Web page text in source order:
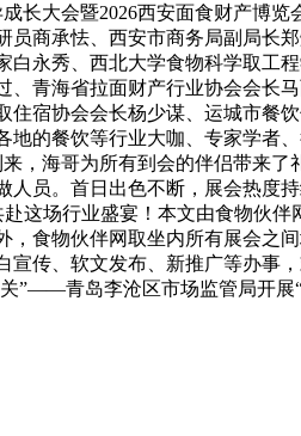
长大会暨2026西安面食财产博
商承怯、西安市商务局副局长
永秀、西北大学食物科学取工
青海省拉面财产行业协会会长
宿协会会长杨少谋、运城市餐
的餐饮等行业大咖、专家学者
海哥为所有到会的伴侣带来
员。首日出色不断，展会热度
这场行业盛宴！本文由食物伙
食物伙伴网取坐内所有展会之
传、软文发布、新推广等办事
”——青岛李沧区市场监管局开